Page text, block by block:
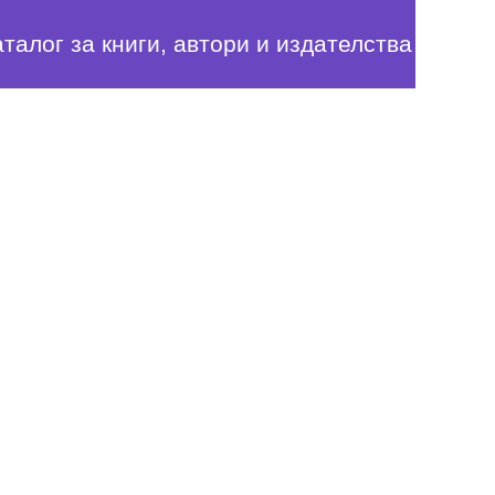
за книги, автори и издателства